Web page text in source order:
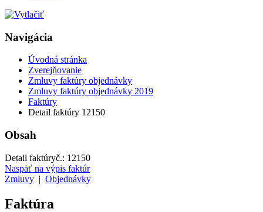
Navigácia
Úvodná stránka
Zverejňovanie
Zmluvy faktúry objednávky
Zmluvy faktúry objednávky 2019
Faktúry
Detail faktúry 12150
Obsah
Detail faktúryč.: 12150
Naspäť na výpis faktúr
Zmluvy | Objednávky
Faktúra